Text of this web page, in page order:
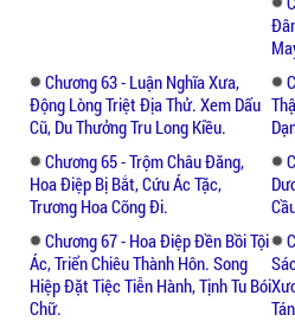
Chương 63 - Luận Nghĩa Xưa,
Động Lòng Triệt Địa Thử. Xem Dấu
Cũ, Du Thưởng Tru Long Kiều.
Chương 65 - Trộm Châu Đăng,
Hoa Điệp Bị Bắt, Cứu Ác Tặc,
Trương Hoa Cõng Đi.
Chương 67 - Hoa Điệp Đền Bồi Tội
Ác, Triển Chiêu Thành Hôn. Song
Hiệp Đặt Tiệc Tiễn Hành, Tịnh Tu Bói
Chữ.